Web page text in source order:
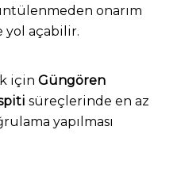
onarım
yol açabilir.
için Güngören
süreçlerinde en az
yapılması